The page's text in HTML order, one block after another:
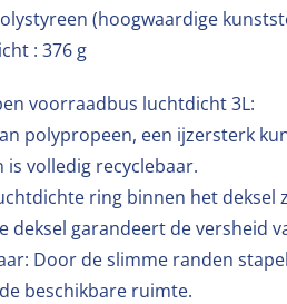
(hoogwaardige
: 376 g
voorraadbus luchtdicht 3L:
polypropeen, een ijzersterk
is volledig recyclebaar.
ring binnen het
deksel garandeert de versheid
Door de slimme randen
beschikbare ruimte.